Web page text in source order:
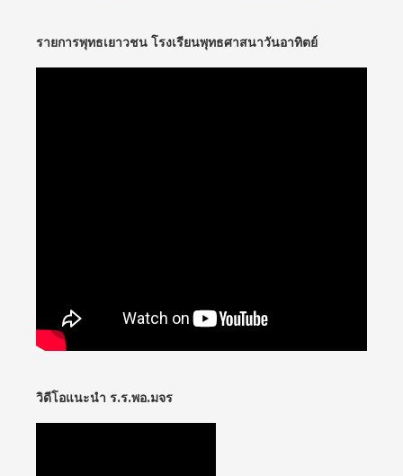
รายการพุทธเยาวชน โรงเรียนพุทธศาสนาวันอาทิตย์
วิดีโอแนะนำ ร.ร.พอ.มจร